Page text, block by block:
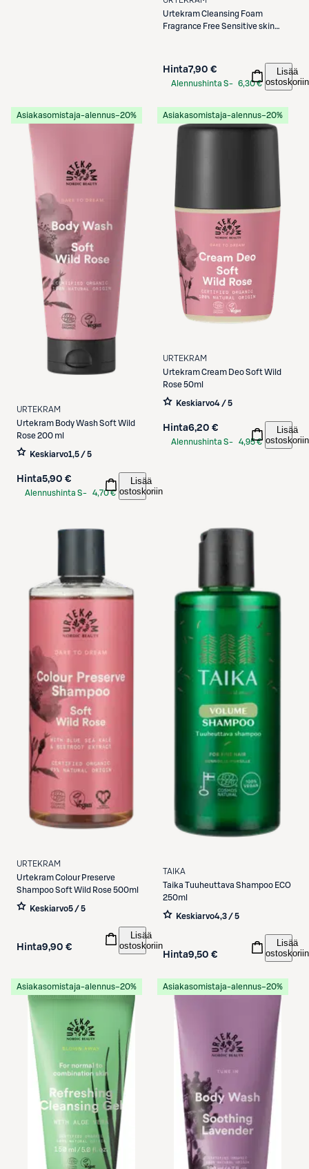
UrtekramCleansing Foam
Fragrance Free Sensitive skin
Hinta7,90 €
Alennushinta S- 6,30 €
Lisää
ostoskoriin
Asiakasomistaja-alennus−20%
URTEKRAM
Urtekram Body Wash Soft Wild
Rose 200 ml
Keskiarvo1,5 / 5
Hinta5,90 €
Alennushinta S-
4,70 €
Lisää
ostoskoriin
Asiakasomistaja-alennus−20%
URTEKRAM
UrtekramCream Deo Soft Wild
Rose 50ml
Keskiarvo4 / 5
Hinta6,20 €
Alennushinta S-
4,95 €
Lisää
ostoskoriin
URTEKRAM
UrtekramColour Preserve
Shampoo Soft Wild Rose 500ml
Keskiarvo5 / 5
Hinta9,90 €
Lisää
ostoskoriin
TAIKA
Taika Tuuheuttava Shampoo ECO
250ml
Keskiarvo4,3 / 5
Hinta9,50 €
Lisää
ostoskoriin
Asiakasomistaja-alennus−20% Asiakasomistaja-alennus−20%